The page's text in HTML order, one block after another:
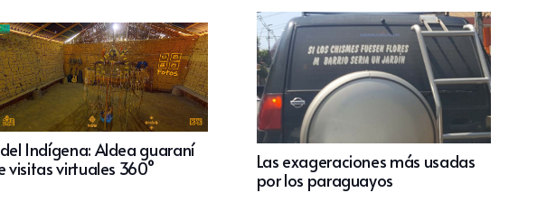
Indígena: Aldea guaraní
visitas virtuales 360°
Las exageraciones más usadas
por los paraguayos